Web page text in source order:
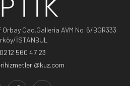
Orbay Cad.Galleria AVM No:6/BGR333
İSTANBUL
0212 560 47 23